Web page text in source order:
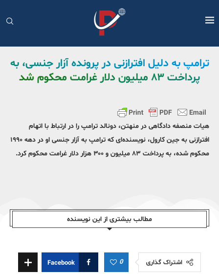
ترامپ به دلیل افترازنی در پرونده آزار جنسی، به
پرداخت ۸۳ میلیون دلار غرامت محکوم شد
هیات منصفه دادگاهی در منهتن، دونالد ترامپ را در ارتباط با اتهام
افترازنی به جین کارول، نویسنده‌ای که ترامپ به آزار جنسی او در دهه ۱۹۹۰
محکوم شده، به پرداخت ۸۳ میلیون و ۳۰۰ هزار دلار غرامت محکوم کرد.
مطالب بیشتری از این نویسندە
اشتراک گذاری 0
Facebook